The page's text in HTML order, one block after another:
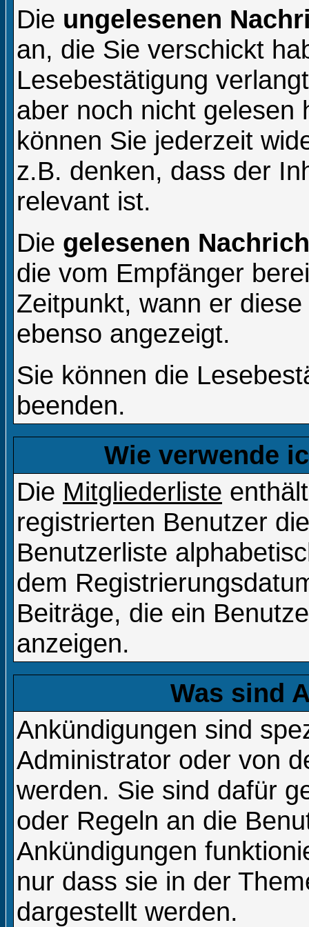
Die ungelesenen
an, die Sie verschickt
Lesebestätigung
aber noch nicht gelesen
können Sie jederzeit
z.B. denken, dass der
relevant ist.
Die gelesenen
die vom Empfänger
Zeitpunkt, wann er
ebenso angezeigt.
Sie können die
beenden.
Wie verwende
Die Mitgliederliste
registrierten Benutzer
Benutzerliste
dem
Beiträge, die ein
anzeigen.
Was sind
Ankündigungen sind
Administrator oder von
werden. Sie sind dafür
oder Regeln an die
Ankündigungen
nur dass sie in der
dargestellt werden.